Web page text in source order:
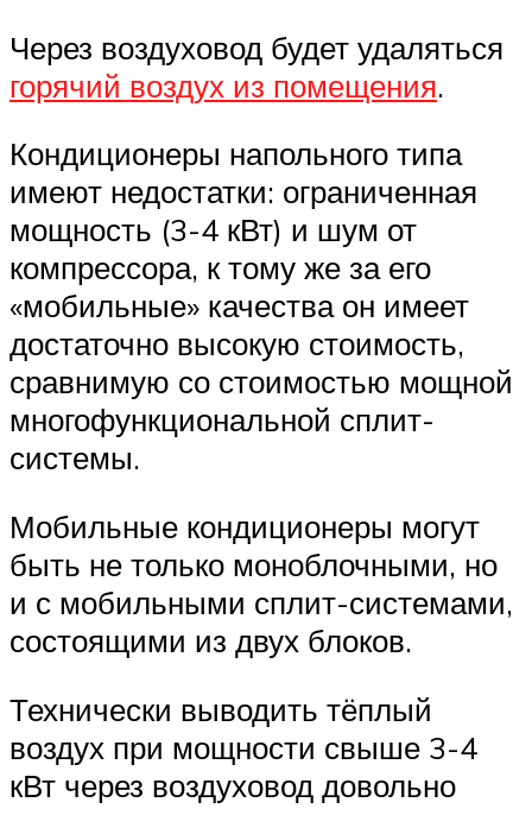
Через воздуховод будет удаляться
горячий воздух из помещения.
Кондиционеры напольного типа
имеют недостатки: ограниченная
мощность (3-4 кВт) и шум от
компрессора, к тому же за его
«мобильные» качества он имеет
достаточно высокую стоимость,
сравнимую со стоимостью мощной
многофункциональной сплит-
системы.
Мобильные кондиционеры могут
быть не только моноблочными, но
и с мобильными сплит-системами,
состоящими из двух блоков.
Технически выводить тёплый
воздух при мощности свыше 3-4
кВт через воздуховод довольно